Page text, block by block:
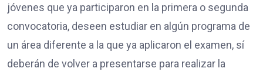
jóvenes que ya participaron en la primera o segunda
convocatoria, deseen estudiar en algún programa de
un área diferente a la que ya aplicaron el examen, sí
deberán de volver a presentarse para realizar la